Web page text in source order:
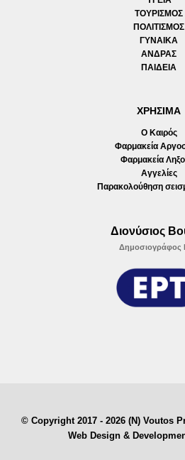
ΤΟΥΡΙΣΜΟΣ
ΠΟΛΙΤΙΣΜΟΣ
ΓΥΝΑΙΚΑ
ΑΝΔΡΑΣ
ΠΑΙΔΕΙΑ
ΧΡΗΣΙΜΑ
Ο Καιρός
Φαρμακεία
Φαρμακεία
Αγγελίες
Παρακολούθηση
Διονύσιος
Δημοσιογράφος
© Copyright 2017 - 2026 (N) Voutos
Web Design &